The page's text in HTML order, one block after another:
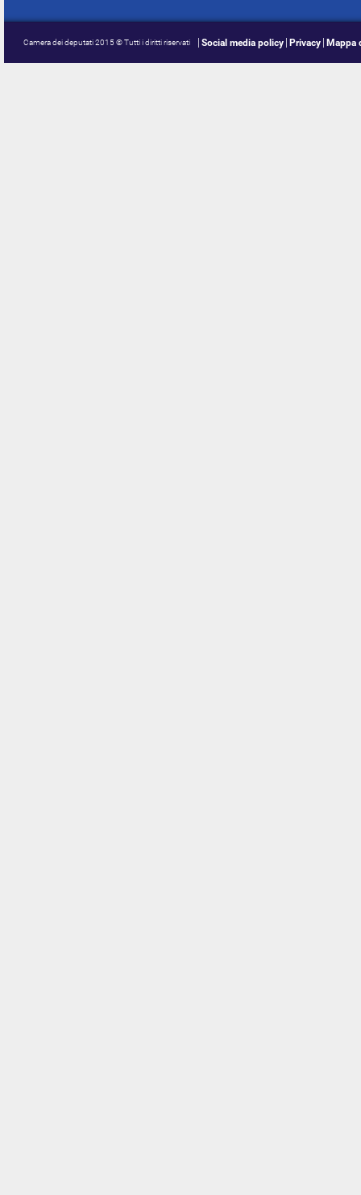
Camera dei deputati 2015 © Tutti i diritti riservati Social media policy Privacy Mappa